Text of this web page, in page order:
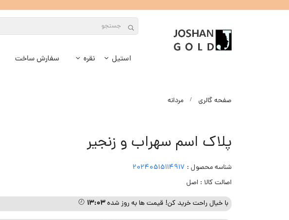
استیل نقره سفارش ساخت
صفحه گالری مردانه
پلاک اسم سهراب و زنجیر
شناسه محصول : 20240515114917
اصالت کالا : اصل
با خیال راحت خرید کن! قیمت ها به روز شده۱۳:۰۳